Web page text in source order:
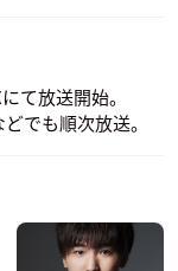
て放送開始。
でも順次放送。